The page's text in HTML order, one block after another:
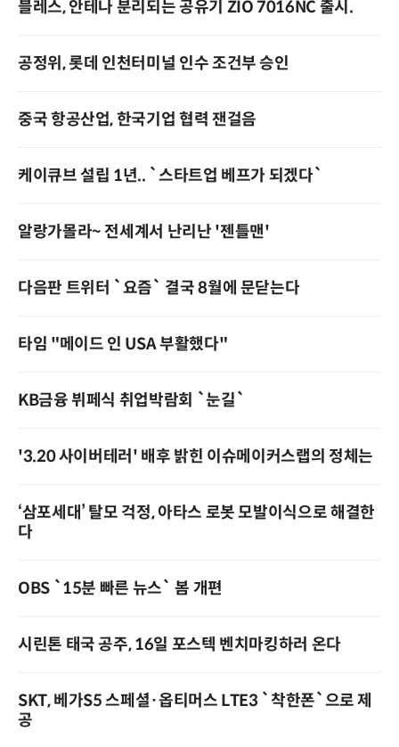
블레스, 안테나 분리되는 공유기 ZIO 7016NC 출시.
공정위, 롯데 인천터미널 인수 조건부 승인
중국 항공산업, 한국기업 협력 잰걸음
케이큐브 설립 1년.. `스타트업 베프가 되겠다`
알랑가몰라~ 전세계서 난리난 '젠틀맨'
다음판 트위터 `요즘` 결국 8월에 문닫는다
타임 "메이드 인 USA 부활했다"
KB금융 뷔페식 취업박람회 `눈길`
'3.20 사이버테러' 배후 밝힌 이슈메이커스랩의 정체는
‘삼포세대’ 탈모 걱정, 아타스 로봇 모발이식으로 해결한
다
OBS `15분 빠른 뉴스` 봄 개편
시린톤 태국 공주, 16일 포스텍 벤치마킹하러 온다
SKT, 베가S5 스페셜·옵티머스 LTE3 `착한폰`으로 제
공